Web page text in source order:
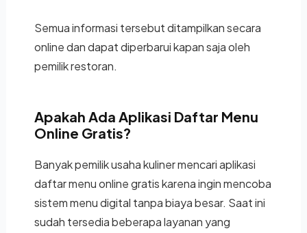
Semua informasi tersebut ditampilkan secara
online dan dapat diperbarui kapan saja oleh
pemilik restoran.
Apakah Ada Aplikasi Daftar Menu
Online Gratis?
Banyak pemilik usaha kuliner mencari aplikasi
daftar menu online gratis karena ingin mencoba
sistem menu digital tanpa biaya besar. Saat ini
sudah tersedia beberapa layanan yang